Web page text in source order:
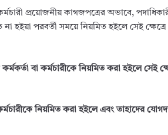
প্রয়োজনীয় কাগজপত্রের অভাবে,
না হইয়া পরবর্তী সময়ে নিয়মিত হইলে সেই
বা কর্মচারীকে নিয়মিত করা হইলে সেই
নিয়মিত করা হইলে এবং তাহাদের